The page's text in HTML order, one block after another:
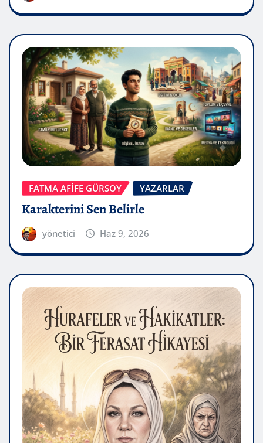
FATMA AFİFE GÜRSOY YAZARLAR
Karakterini Sen Belirle
yönetici Haz 9, 2026